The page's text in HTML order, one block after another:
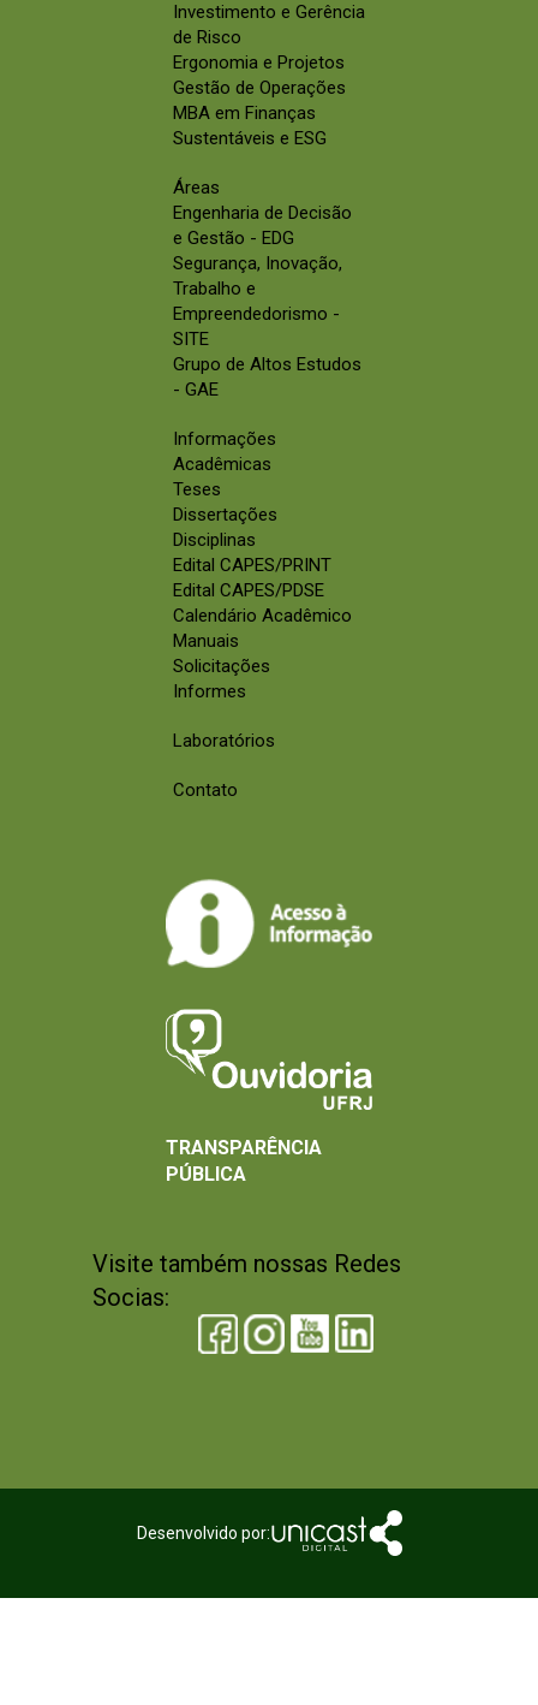
Investimento e Gerência
de Risco
Ergonomia e Projetos
Gestão de Operações
MBA em Finanças
Sustentáveis e ESG
Áreas
Engenharia de Decisão
e Gestão - EDG
Segurança, Inovação,
Trabalho e
Empreendedorismo -
SITE
Grupo de Altos Estudos
- GAE
Informações
Acadêmicas
Teses
Dissertações
Disciplinas
Edital CAPES/PRINT
Edital CAPES/PDSE
Calendário Acadêmico
Manuais
Solicitações
Informes
Laboratórios
Contato
Visite também nossas Redes
Socias:
TRANSPARÊNCIA
PÚBLICA
Desenvolvido por: